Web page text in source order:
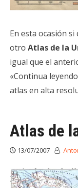
En esta ocasión
otro Atlas de la
igual que el
«Continua
atlas en alta
Atlas de
13/07/2007